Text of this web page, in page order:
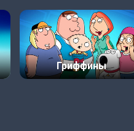
Гриффины